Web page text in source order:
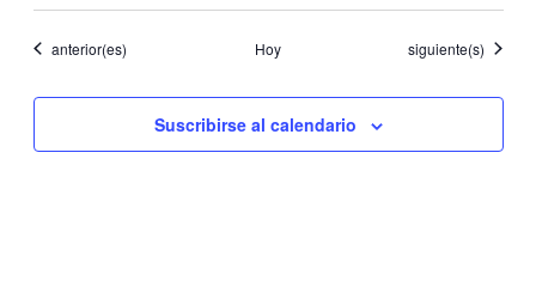
Eventos
anterior(es) Hoy Eventos
siguiente(s)
Suscribirse al calendario